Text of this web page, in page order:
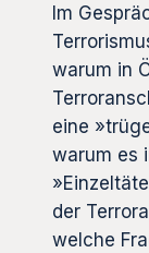
Im
warum in
eine
warum es
der
welche